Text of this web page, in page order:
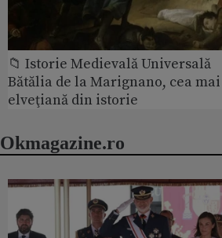
📁 Istorie Medievală Universală
Bătălia de la Marignano, cea
elveţiană din istorie
Okmagazine.ro